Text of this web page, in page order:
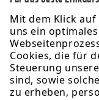
Service-Hotline
Informationen
Rechtliches
Über uns